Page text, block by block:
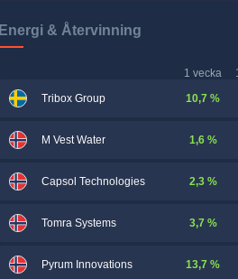
Energi & Återvinning
1 vecka
Tribox Group
10,7 %
M Vest Water 1,6 %
Capsol Technologies 2,3 %
Tomra Systems 3,7 %
Pyrum Innovations 13,7 %